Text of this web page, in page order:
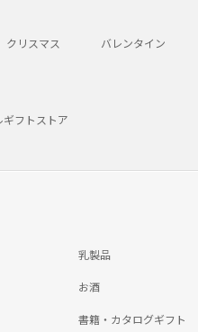
クリスマス バレンタイン
ギフトストア
乳製品
お酒
書籍・カタログギフト